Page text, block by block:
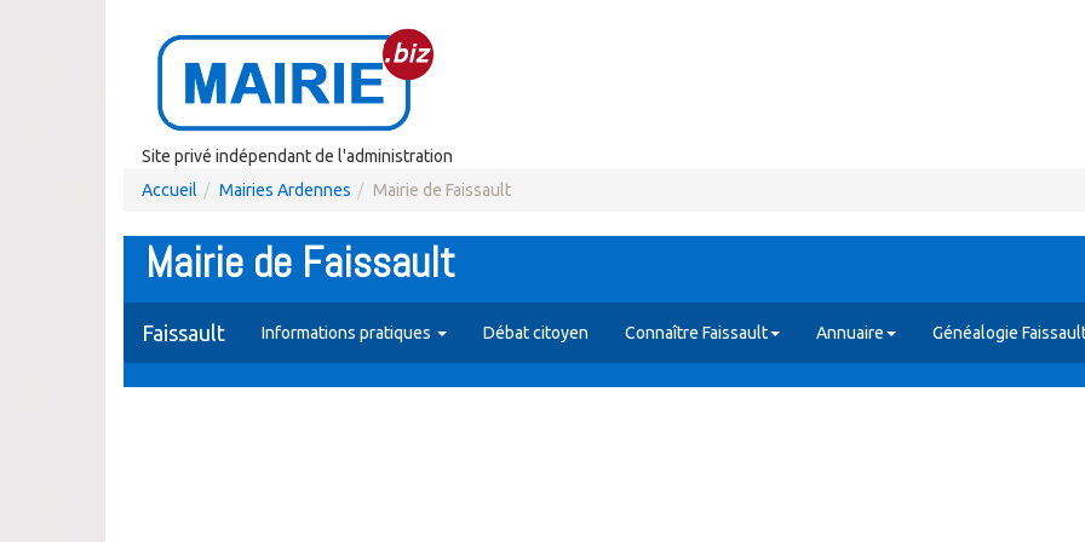
Site privé indépendant de l'administration
Accueil
Mairies Ardennes Mairie de Faissault
Mairie de Faissault
Faissault Informations pratiques Débat citoyen Connaître Faissault Annuaire Généalogie